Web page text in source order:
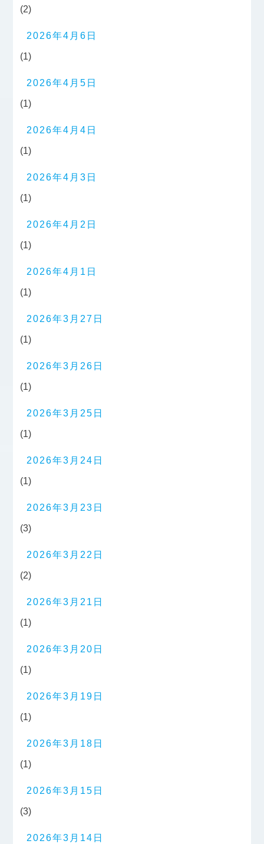
(2)
2026年4月6日
(1)
2026年4月5日
(1)
2026年4月4日
(1)
2026年4月3日
(1)
2026年4月2日
(1)
2026年4月1日
(1)
2026年3月27日
(1)
2026年3月26日
(1)
2026年3月25日
(1)
2026年3月24日
(1)
2026年3月23日
(3)
2026年3月22日
(2)
2026年3月21日
(1)
2026年3月20日
(1)
2026年3月19日
(1)
2026年3月18日
(1)
2026年3月15日
(3)
2026年3月14日